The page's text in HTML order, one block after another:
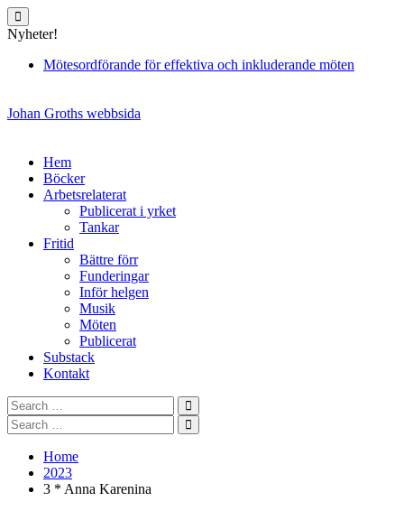
Skip
to
Nyheter!
Mötesordförande för effektiva och inkluderande möten
Johan Groths webbsida
Hem
Böcker
Arbetsrelaterat
Publicerat i yrket
Tankar
Fritid
Bättre förr
Funderingar
Inför helgen
Musik
Möten
Publicerat
Substack
Kontakt
Search
for:
Search
Search
for:
Search
Home
2023
3 * Anna Karenina